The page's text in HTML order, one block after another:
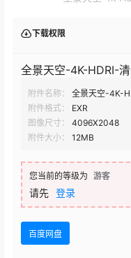
下载权限
全景天空-4K-HDRI-
附件名称：
全景天空-4K-
附件格式：
EXR
图像尺寸：
4096X2048
附件大小：
12MB
您当前的等级为 游客
请先 登录
百度网盘